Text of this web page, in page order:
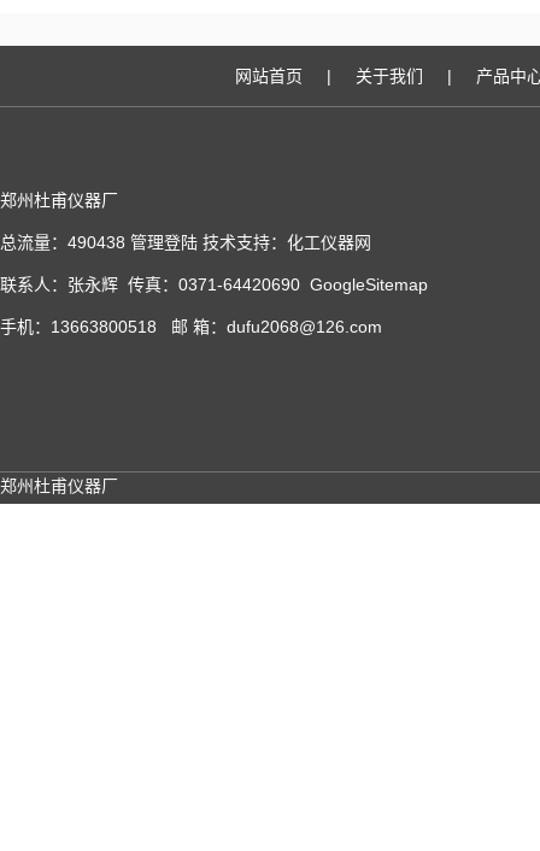
网站首页 | 关于我们 | 产品中
郑州杜甫仪器厂
总流量：490438 管理登陆 技术支持： 化工仪器网
联系人：张永辉 传真：0371-64420690 GoogleSitemap
手机：13663800518 邮 箱：dufu2068@126.com
郑州杜甫仪器厂